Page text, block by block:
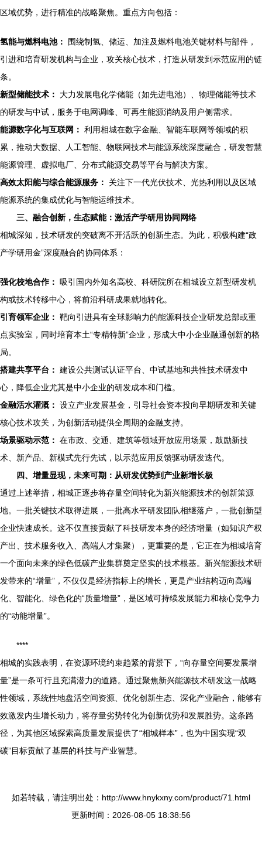
区域优势，进行精准的战略聚焦。重点方向包括：
氢能与燃料电池：
围绕制氢、储运、加注及燃料电池关键材料与部件，
引进和培育研发机构与企业，攻关核心技术，打造从研发到示范应用的链
条。
新型储能技术：
大力发展电化学储能（如先进电池）、物理储能等技术
的研发与中试，服务于电网调峰、可再生能源消纳及用户侧需求。
能源数字化与互联网： 利用相城在数字金融、智能车联网等领域的积
累，推动大数据、人工智能、物联网技术与能源系统深度融合，研发智慧
能源管理、虚拟电厂、分布式能源交易等平台与解决方案。
高效太阳能与综合能源服务：
关注下一代光伏技术、光热利用以及区域
能源系统的集成优化与智能运维技术。
三、融合创新，生态赋能：激活产学研用协同网络
相城深知，技术研发的突破离不开活跃的创新生态。为此，积极构建“政
产学研用金”深度融合的协同体系：
强化校地合作： 吸引国内外知名高校、科研院所在相城设立新型研发机
构或技术转移中心，将前沿科研成果就地转化。
引育领军企业： 靶向引进具有全球影响力的能源科技企业研发总部或重
点实验室，同时培育本土“专精特新”企业，形成大中小企业融通创新的格
局。
搭建共享平台： 建设公共测试认证平台、中试基地和共性技术研发中
心，降低企业尤其是中小企业的研发成本和门槛。
金融活水灌溉： 设立产业发展基金，引导社会资本投向早期研发和关键
核心技术攻关，为创新活动提供全周期的金融支持。
场景驱动示范： 在市政、交通、建筑等领域开放应用场景，鼓励新技
术、新产品、新模式先行先试，以示范应用反馈驱动研发迭代。
四、增量显现，未来可期：从研发优势到产业新增长极
通过上述举措，相城正逐步将存量空间转化为新兴能源技术的创新策源
地。一批关键技术取得进展，一批高水平研发团队相继落户，一批创新型
企业快速成长。这不仅直接贡献了科技研发本身的经济增量（如知识产权
产出、技术服务收入、高端人才集聚），更重要的是，它正在为相城培育
一个面向未来的绿色低碳产业集群奠定坚实的技术根基。新兴能源技术研
发带来的“增量”，不仅仅是经济指标上的增长，更是产业结构迈向高端
化、智能化、绿色化的“质量增量”，是区域可持续发展能力和核心竞争力
的“动能增量”。
****
相城的实践表明，在资源环境约束趋紧的背景下，“向存量空间要发展增
量”是一条可行且充满潜力的道路。通过聚焦新兴能源技术研发这一战略
性领域，系统性地盘活空间资源、优化创新生态、深化产业融合，能够有
效激发内生增长动力，将存量劣势转化为创新优势和发展胜势。这条路
径，为其他区域探索高质量发展提供了“相城样本”，也为中国实现“双
碳”目标贡献了基层的科技与产业智慧。
如若转载，请注明出处：http://www.hnykxny.com/product/71.html
更新时间：2026-08-05 18:38:56